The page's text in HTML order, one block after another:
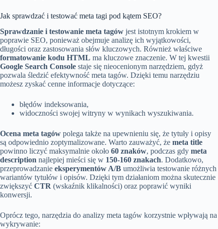
Jak sprawdzać i testować meta tagi pod kątem SEO?
Sprawdzanie i testowanie meta tagów jest istotnym krokiem w
poprawie SEO, ponieważ obejmuje analizę ich wyjątkowości,
długości oraz zastosowania słów kluczowych. Również właściwe
formatowanie kodu HTML ma kluczowe znaczenie. W tej kwestii
Google Search Console staje się nieocenionym narzędziem, gdyż
pozwala śledzić efektywność meta tagów. Dzięki temu narzędziu
możesz zyskać cenne informacje dotyczące:
błędów indeksowania,
widoczności swojej witryny w wynikach wyszukiwania.
Ocena meta tagów polega także na upewnieniu się, że tytuły i opisy
są odpowiednio zoptymalizowane. Warto zauważyć, że meta title
powinno liczyć maksymalnie około 60 znaków, podczas gdy meta
description najlepiej mieści się w 150-160 znakach. Dodatkowo,
przeprowadzanie eksperymentów A/B umożliwia testowanie różnych
wariantów tytułów i opisów. Dzięki tym działaniom można skutecznie
zwiększyć CTR (wskaźnik klikalności) oraz poprawić wyniki
konwersji.
Oprócz tego, narzędzia do analizy meta tagów korzystnie wpływają na
wykrywanie: